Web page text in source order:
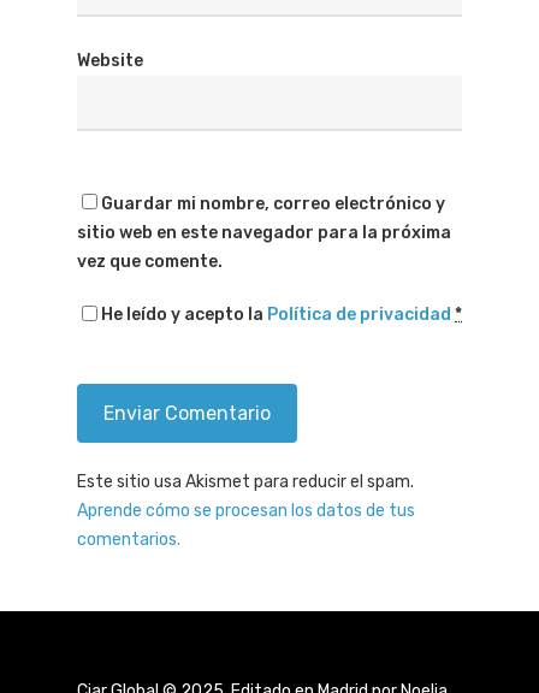
Website
Guardar mi nombre, correo electrónico y
sitio web en este navegador para la próxima
vez que comente.
He leído y acepto la Política de privacidad *
Este sitio usa Akismet para reducir el spam.
Aprende cómo se procesan los datos de tus
comentarios.